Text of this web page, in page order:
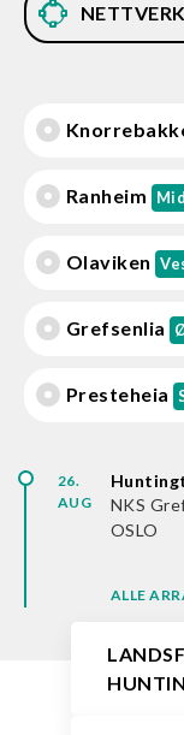
Ranheim
Olaviken
Grefsenlia
Presteheia
26.
AUG
NKS
OSLO
ALLE